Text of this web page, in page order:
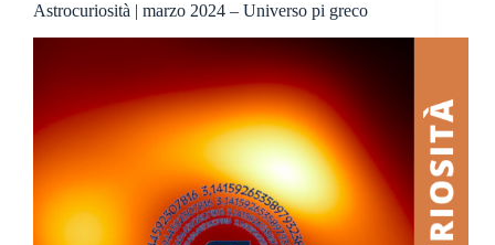
Astrocuriosità | marzo 2024 – Universo pi greco